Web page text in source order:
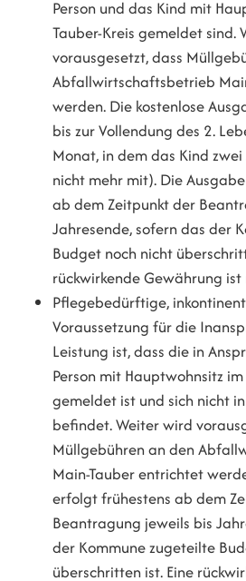
Person und das Kind mit
Tauber-Kreis gemeldet sind.
vorausgesetzt, dass
Abfallwirtschaftsbetrieb
werden. Die kostenlose
bis zur Vollendung des 2.
Monat, in dem das Kind
nicht mehr mit). Die
ab dem Zeitpunkt der
Jahresende, sofern das der
Budget noch nicht
rückwirkende Gewährung
Pflegebedürftige,
Voraussetzung für die
Leistung ist, dass die in
Person mit Hauptwohnsitz
gemeldet ist und sich nicht
befindet. Weiter wird
Müllgebühren an den
Main-Tauber entrichtet
erfolgt frühestens ab dem
Beantragung jeweils bis
der Kommune zugeteilte
überschritten ist. Eine